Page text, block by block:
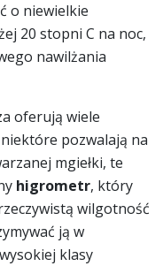
o niewielkie
20 stopni C na noc,
nawilżania
oferują wiele
pozwalają na
mgiełki, te
higrometr, który
wilgotność
ją w
klasy